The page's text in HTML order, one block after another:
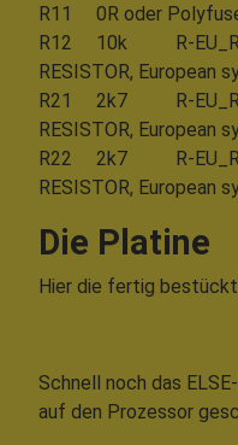
R11 0R oder
R12 10k R-
RESISTOR, European
R21 2k7 R-
RESISTOR, European
R22 2k7 R-
RESISTOR, European
Die Platine
Hier die fertig
Schnell noch das
auf den Prozessor